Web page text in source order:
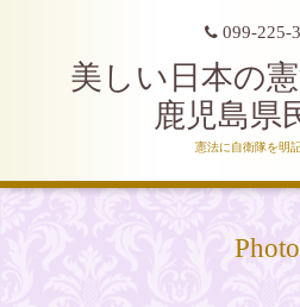
099-225-
美しい日本の
鹿児島県
憲法に自衛隊を明
Photo